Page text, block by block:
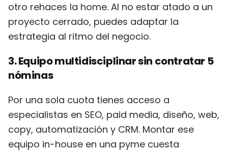
otro rehaces la home. Al no estar atado a un
proyecto cerrado, puedes adaptar la
estrategia al ritmo del negocio.
3. Equipo multidisciplinar sin contratar 5
nóminas
Por una sola cuota tienes acceso a
especialistas en SEO, paid media, diseño, web,
copy, automatización y CRM. Montar ese
equipo in-house en una pyme cuesta